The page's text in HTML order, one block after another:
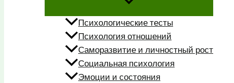
Психологические тесты
Психология отношений
Саморазвитие и личностный рост
Социальная психология
Эмоции и состояния